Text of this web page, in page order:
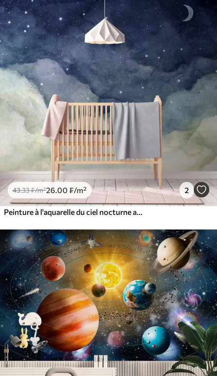
43.33₣/m²26.00 ₣/m² 2
Peinture à l'aquarelle du ciel nocturne avec croissant de lune et étoiles lumineuses